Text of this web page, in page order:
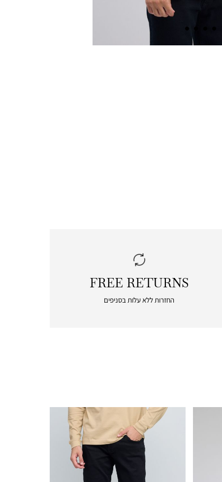
|
returns
FREE RETURNS
החזרות ללא עלות בסניפים